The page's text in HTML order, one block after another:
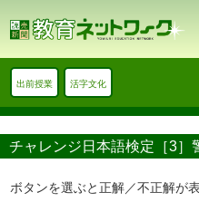
出前授業 活字文化
チャレンジ日本語検定［3］
ボタンを選ぶと正解／不正解が